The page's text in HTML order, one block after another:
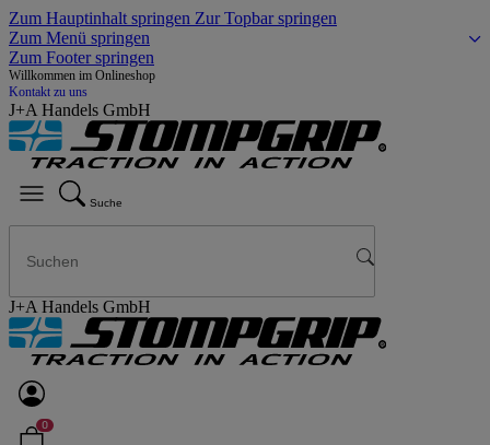
Zum Hauptinhalt springen Zur Topbar springen
Zum Menü springen
Zum Footer springen
Willkommen im Onlineshop
Kontakt zu uns
J+A Handels GmbH
Suche
J+A Handels GmbH
0